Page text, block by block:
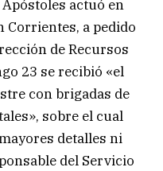
actuó en
a pedido
de Recursos
23 se recibió «el
con brigadas de
sobre el cual
detalles ni
del Servicio